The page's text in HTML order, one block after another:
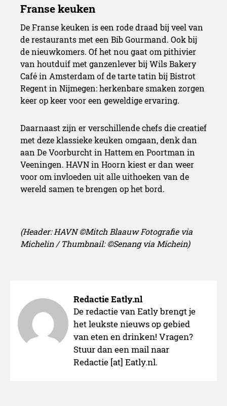
De Franse keuken is een rode draad bij veel van
de restaurants met een Bib Gourmand. Ook bij
de nieuwkomers. Of het nou gaat om pithivier
van houtduif met ganzenlever bij Wils Bakery
Café in Amsterdam of de tarte tatin bij Bistrot
Regent in Nijmegen: herkenbare smaken zorgen
keer op keer voor een geweldige ervaring.
Daarnaast zijn er verschillende chefs die creatief
met deze klassieke keuken omgaan, denk dan
aan De Voorburcht in Hattem en Poortman in
Veeningen. HAVN in Hoorn kiest er dan weer
voor om invloeden uit alle uithoeken van de
wereld samen te brengen op het bord.
(Header: HAVN ©Mitch Blaauw Fotografie via
Michelin /Thumbnail: ©Senang via Michein)
Redactie Eatly.nl
De redactie van Eatly brengt je
het leukste nieuws op gebied
van eten en drinken! Vragen?
Stuur dan een mail naar
Redactie [at] Eatly.nl.